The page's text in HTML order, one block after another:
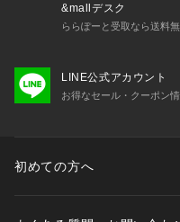
&mallデスク
ららぽーと受取なら送料
LINE公式アカウント
お得なセール・クーポン
初めての方へ